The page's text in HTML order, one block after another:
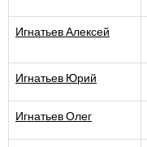
Игнатьев Алексей
Игнатьев Юрий
Игнатьев Олег